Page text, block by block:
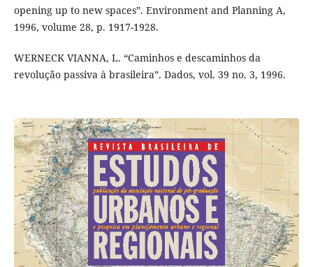
opening up to new spaces”. Environment and Planning A,
1996, volume 28, p. 1917-1928.
WERNECK VIANNA, L. “Caminhos e descaminhos da
revolução passiva à brasileira”. Dados, vol. 39 no. 3, 1996.